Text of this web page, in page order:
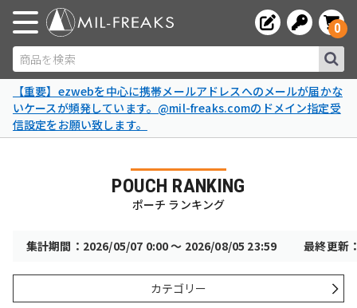
商品を検索
0
【重要】ezwebを中心に携帯メールアドレスへのメールが届かな
いケースが頻発しています。@mil-freaks.comのドメイン指定受
信設定をお願い致します。
POUCH RANKING
ポーチ ランキング
集計期間：2026/05/07 0:00 〜 2026/08/05 23:59 最終更新
カテゴリー